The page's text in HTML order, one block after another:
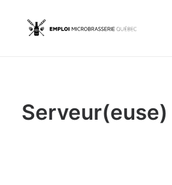
Emplois
Serveur(euse)